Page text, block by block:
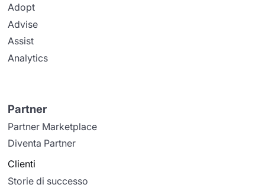
Adopt
Advise
Assist
Analytics
Partner
Partner Marketplace
Diventa Partner
Clienti
Storie di successo